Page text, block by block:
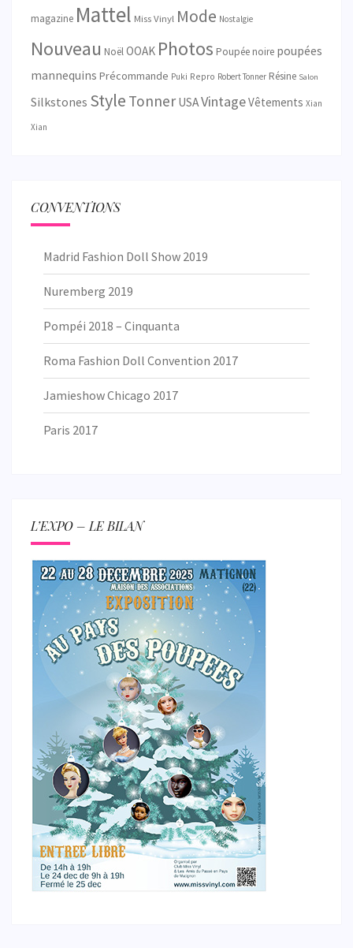
magazine Mattel Miss Vinyl Mode Nostalgie
Nouveau NoëlOOAK Photos Poupée noire poupées
mannequins Précommande Puki Repro Robert Tonner Résine Salon
Silkstones Style Tonner USAVintageVêtements Xian
Xian
CONVENTIONS
Madrid Fashion Doll Show 2019
Nuremberg 2019
Pompéi 2018 – Cinquanta
Roma Fashion Doll Convention 2017
Jamieshow Chicago 2017
Paris 2017
L’EXPO – LE BILAN